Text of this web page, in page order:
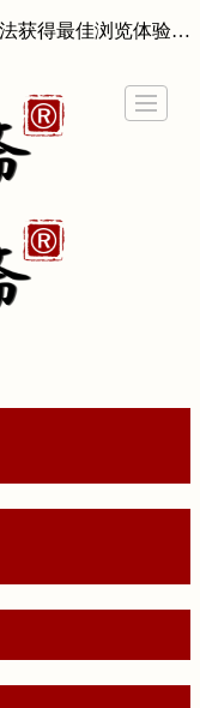
很遗憾，因您的浏览器版本过低导致无法获得最佳浏览体验，推荐下载安装谷歌浏览器！